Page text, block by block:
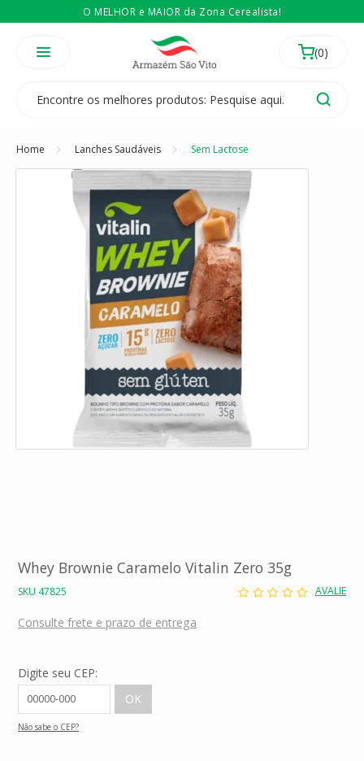
O MELHOR e MAIOR da Zona Cerealista!
Temos 3 lojas físicas na Zona Cerealista de São Paulo!
É revendedor? EntãoCompre no atacado
Home Lanches Saudáveis Sem Lactose
Whey Brownie Caramelo Vitalin Zero 35g
SKU 47825 AVALIE
Consulte frete e prazo de entrega
Digite seu CEP:
Não sabe o CEP?